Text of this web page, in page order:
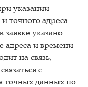
указании
точного адреса
заявке указано
адреса и времени
на связь,
с
точных данных по